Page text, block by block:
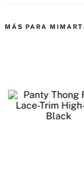
•	Suaves tiras de silicona en el interior de la banda y las alas para
mayor soporte
Tiras & Ganchos
MÁS PARA